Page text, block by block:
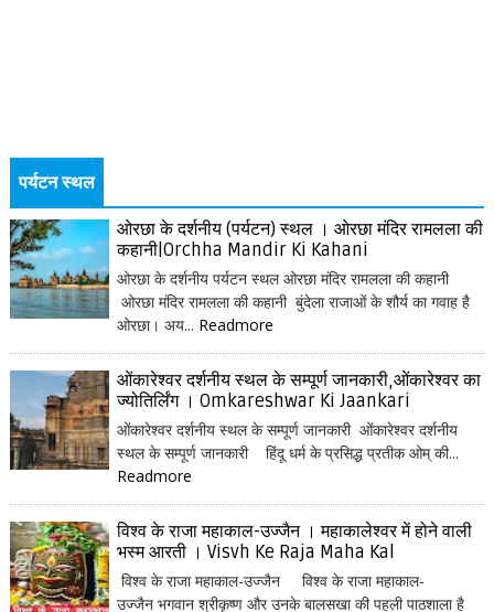
पर्यटन स्थल
ओरछा के दर्शनीय (पर्यटन) स्थल । ओरछा मंदिर रामलला की
कहानी|Orchha Mandir Ki Kahani
ओरछा के दर्शनीय पर्यटन स्थल ओरछा मंदिर रामलला की कहानी
ओरछा मंदिर रामलला की कहानी बुंदेला राजाओं के शौर्य का गवाह है
ओरछा। अय... Readmore
ओंकारेश्वर दर्शनीय स्थल के सम्पूर्ण जानकारी,ओंकारेश्वर का
ज्योतिर्लिंग । Omkareshwar Ki Jaankari
ओंकारेश्वर दर्शनीय स्थल के सम्पूर्ण जानकारी ओंकारेश्वर दर्शनीय
स्थल के सम्पूर्ण जानकारी हिंदू धर्म के प्रसिद्ध प्रतीक ओम् की...
Readmore
विश्व के राजा महाकाल-उज्जैन । महाकालेश्वर में होने वाली
भस्म आरती । Visvh Ke Raja Maha Kal
विश्व के राजा महाकाल-उज्जैन विश्व के राजा महाकाल-
उज्जैन भगवान श्रीकृष्ण और उनके बालसखा की पहली पाठशाला है